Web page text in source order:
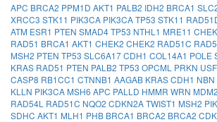
APC BRCA2 PPM1D AKT1 PALB2 IDH2 BRCA1
XRCC3 STK11 PIK3CA PIK3CATP53 STK11
ATM ESR1 PTEN SMAD4TP53 NTHL1 MRE11
RAD51 BRCA1 AKT1 CHEK2 CHEK2 RAD51C
MSH2 PTEN TP53 SLC6A17CDH1 COL14A1 POLE
KRAS RAD51 PTEN PALB2 TP53 OPCML PRKN
CASP8 RB1CC1 CTNNB1 AAGAB KRASCDH1 NBN
KLLN PIK3CA MSH6 APC PALLD HMMR WRN MDM2
RAD54L RAD51C NQO2 CDKN2ATWIST1 MSH2
SDHC AKT1 MLH1 PHB BRCA1 BRCA2 BRCA2